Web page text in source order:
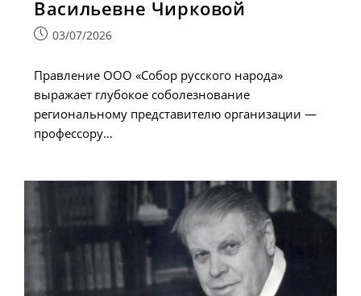
Васильевне Чирковой
Запись03/07/2026
Правление ООО «Собор русского народа»
выражает глубокое соболезнование
региональному представителю организации —
профессору…